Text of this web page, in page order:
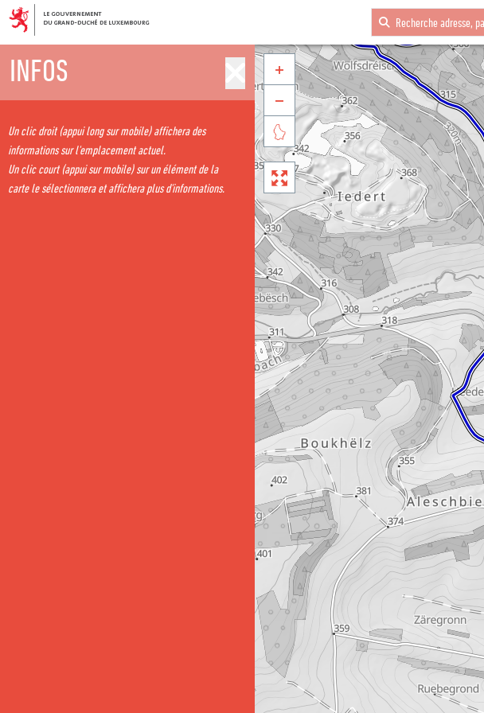
INFOS
Un clic droit (appui long sur mobile) affichera des
informations sur l'emplacement actuel.
Un clic court (appui sur mobile) sur un élément de la
carte le sélectionnera et affichera plus d'informations.



